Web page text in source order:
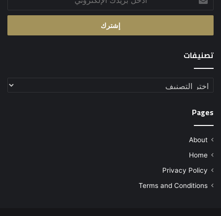
بريدك
الإلكتروني
تصنيفات
تصنيفات
Pages
About
Home
Privacy Policy
Terms and Conditions